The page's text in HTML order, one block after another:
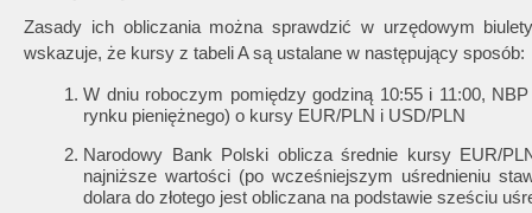
Zasady ich obliczania można sprawdzić w urzędowym
wskazuje, że kursy z tabeli A są ustalane w następujący sposób:
W dniu roboczym pomiędzy godziną 10:55 i 11:00,
rynku pieniężnego) o kursy EUR/PLN i USD/PLN
Narodowy Bank Polski oblicza średnie kursy EUR/
najniższe wartości (po wcześniejszym uśrednieniu
dolara do złotego jest obliczana na podstawie sześciu